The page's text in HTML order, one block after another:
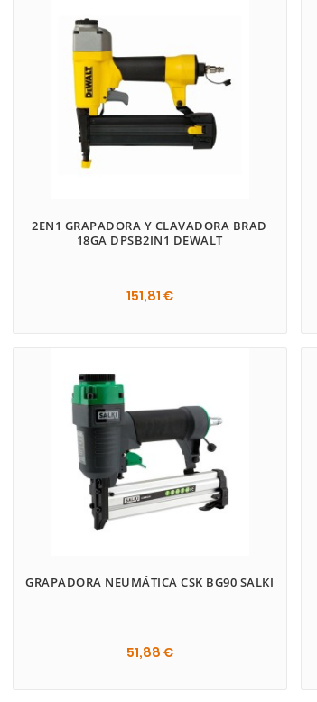
2EN1 GRAPADORA Y CLAVADORA BRAD
18GA DPSB2IN1 DEWALT
151,81 €
GRAPADORA NEUMÁTICA CSK BG90 SALKI
51,88 €